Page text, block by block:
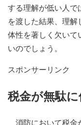
する理解が低い人で
を渡した結果、理
体性を著しく欠いて
いのでしょう。
スポンサーリンク
税金が無駄
消防において税金